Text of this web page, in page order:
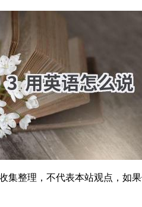
集整理，不代表本站观点，如